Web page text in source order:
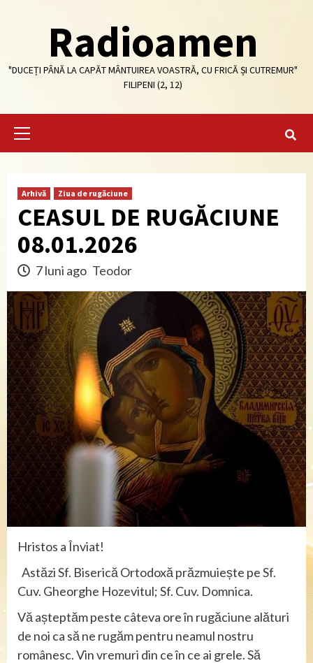
Radioamen
"DUCEȚI PÂNĂ LA CAPĂT MÂNTUIREA VOASTRĂ, CU FRICĂ ȘI CUTREMUR"
FILIPENI (2, 12)
Primary
Arhivă Ziua de rugăciune
CEASUL DE RUGĂCIUNE
08.01.2026
7 luni ago Teodor
Hristos a Înviat!
Astăzi Sf. Biserică Ortodoxă prăzmuiește pe Sf.
Cuv. Gheorghe Hozevitul; Sf. Cuv. Domnica.
Vă așteptăm peste câteva ore în rugăciune alături
de noi ca să ne rugăm pentru neamul nostru
românesc. Vin vremuri din ce în ce ai grele. Să